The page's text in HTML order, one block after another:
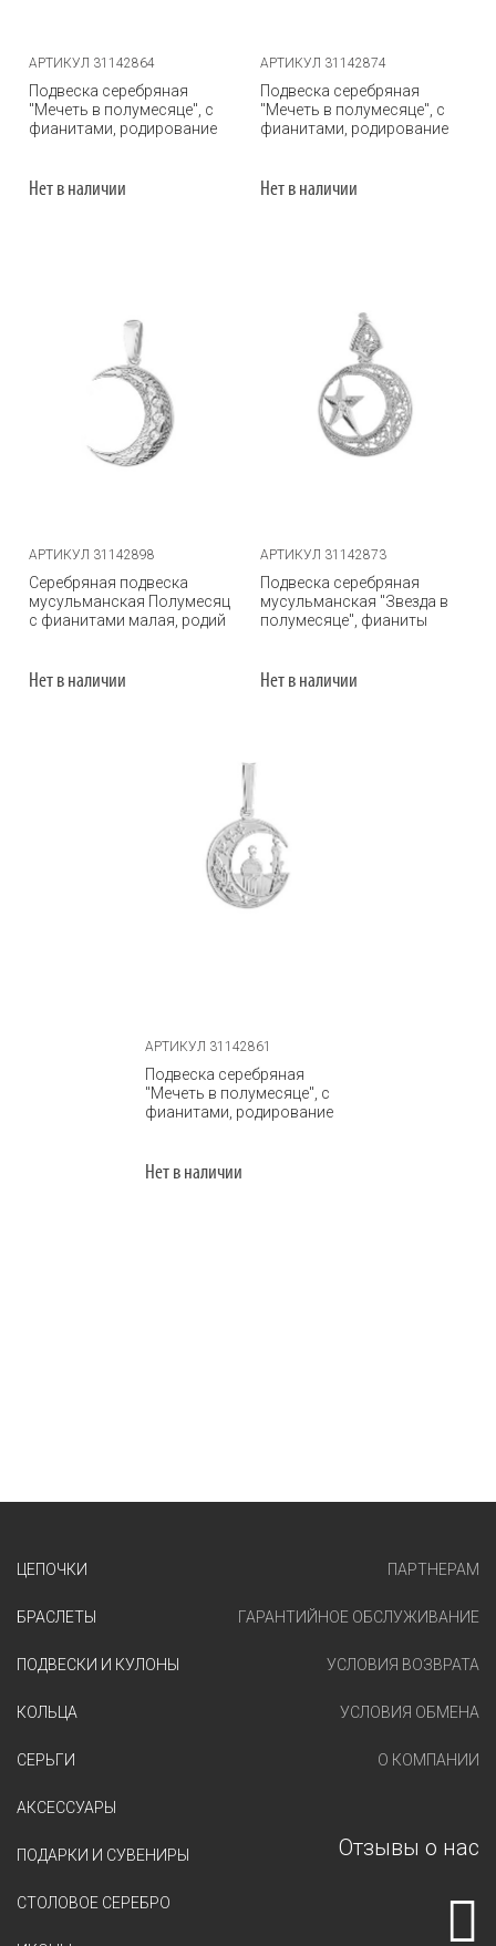
АРТИКУЛ 31142864
Подвеска серебряная
"Мечеть в полумесяце", с
фианитами, родирование
Нет в наличии
АРТИКУЛ 31142874
Подвеска серебряная
"Мечеть в полумесяце", с
фианитами, родирование
Нет в наличии
АРТИКУЛ 31142898
Серебряная подвеска
мусульманская Полумесяц
с фианитами малая, родий
Нет в наличии
АРТИКУЛ 31142873
Подвеска серебряная
мусульманская "Звезда в
полумесяце", фианиты
Нет в наличии
АРТИКУЛ 31142861
Подвеска серебряная
"Мечеть в полумесяце", с
фианитами, родирование
Нет в наличии
ЦЕПОЧКИ
БРАСЛЕТЫ
ПОДВЕСКИ И КУЛОНЫ
КОЛЬЦА
СЕРЬГИ
АКСЕССУАРЫ
ПОДАРКИ И СУВЕНИРЫ
СТОЛОВОЕ СЕРЕБРО
ПАРТНЕРАМ
ГАРАНТИЙНОЕ ОБСЛУЖИВАНИЕ
УСЛОВИЯ ВОЗВРАТА
УСЛОВИЯ ОБМЕНА
О КОМПАНИИ
Отзывы о нас